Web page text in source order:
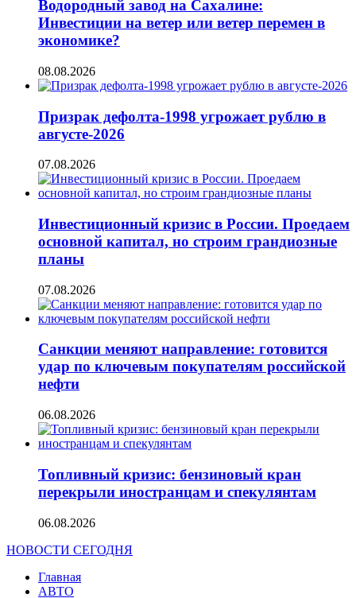
Водородный завод на Сахалине:
Инвестиции на ветер или ветер перемен в
экономике?
08.08.2026
Призрак дефолта-1998 угрожает рублю в
августе-2026
07.08.2026
Инвестиционный кризис в России. Проедаем
основной капитал, но строим грандиозные
планы
07.08.2026
Санкции меняют направление: готовится
удар по ключевым покупателям российской
нефти
06.08.2026
Топливный кризис: бензиновый кран
перекрыли иностранцам и спекулянтам
06.08.2026
НОВОСТИ СЕГОДНЯ
Главная
АВТО